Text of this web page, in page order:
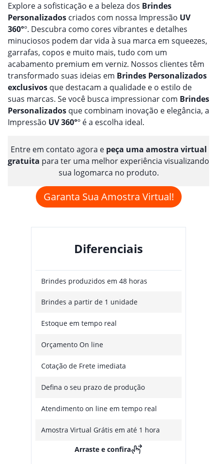
Explore a sofisticação e a beleza dos Brindes
Personalizados criados com nossa Impressão UV
360°º. Descubra como cores vibrantes e detalhes
minuciosos podem dar vida à sua marca em squeezes,
garrafas, copos e muito mais, tudo com um
acabamento premium em verniz. Nossos clientes têm
transformado suas ideias em Brindes Personalizados
exclusivos que destacam a qualidade e o estilo de
suas marcas. Se você busca impressionar com Brindes
Personalizados que combinam inovação e elegância, a
Impressão UV 360°º é a escolha ideal.
Entre em contato agora e peça uma amostra virtual
gratuita para ter uma melhor experiência visualizando
sua logomarca no produto.
Garanta Sua Amostra Virtual!
Diferenciais
Brindes produzidos em 48 horas
Brindes a partir de 1 unidade
Estoque em tempo real
Orçamento On line
Cotação de Frete imediata
Defina o seu prazo de produção
Atendimento on line em tempo real
Amostra Virtual Grátis em até 1 hora
Arraste e confira